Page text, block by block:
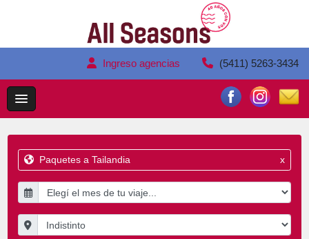
Ingreso agencias (5411) 5263-3434
Paquetes a Tailandia x